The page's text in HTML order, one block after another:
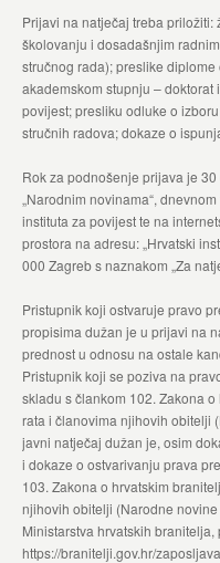
Prijavi na natječaj treba
školovanju i dosadašnjim
stručnog rada); preslike
akademskom stupnju –
povijest; presliku odluke o
stručnih radova; dokaze o
Rok za podnošenje prijava je
„Narodnim novinama“,
instituta za povijest te na
prostora na adresu: „Hrvatski
000 Zagreb s naznakom „Za
Pristupnik koji ostvaruje pravo
propisima dužan je u prijavi na
prednost u odnosu na ostale
Pristupnik koji se poziva na
skladu s člankom 102. Zakona
rata i članovima njihovih obitelji
javni natječaj dužan je, osim
i dokaze o ostvarivanju prava
103. Zakona o hrvatskim
njihovih obitelji (Narodne
Ministarstva hrvatskih branitelja,
https://branitelji.gov.hr/